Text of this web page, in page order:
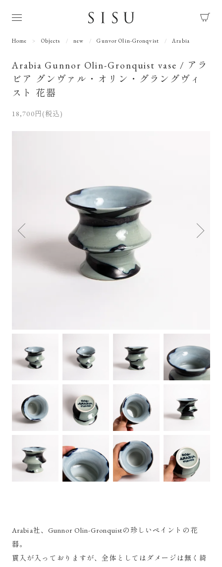
Home Objects new Gunvor Olin-Gronqvist Arabia
Arabia Gunnor Olin-Gronquist vase / アラ
ビア グンヴァル・オリン・グラングヴィ
スト 花器
18,700円(税込)
Arabia社、Gunnor Olin-Gronquistの珍しいペイントの花
器。
貫入が入っておりますが、全体としてはダメージは無く綺